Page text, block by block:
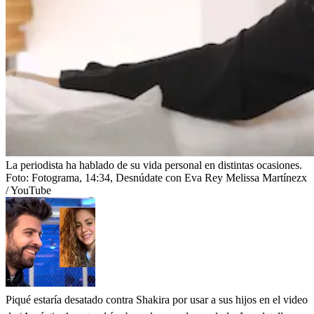
La periodista ha hablado de su vida personal en distintas ocasiones.
Foto: Fotograma, 14:34, Desnúdate con Eva Rey Melissa Martínezx
/ YouTube
Piqué estaría desatado contra Shakira por usar a sus hijos en el video